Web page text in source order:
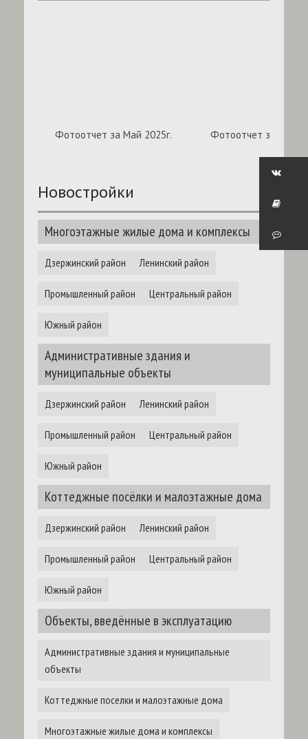
Фотоотчет за Май 2025г. Фотоотчет за
Новостройки
Многоэтажные жилые дома и комплексы
Дзержинский район Ленинский район
Промышленный район Центральный район
Южный район
Административные здания и
муниципальные объекты
Дзержинский район Ленинский район
Промышленный район Центральный район
Южный район
Коттеджные посёлки и малоэтажные дома
Дзержинский район Ленинский район
Промышленный район Центральный район
Южный район
Объекты, введённые в эксплуатацию
Административные здания и муниципальные
объекты
Коттеджные поселки и малоэтажные дома
Многоэтажные жилые дома и комплексы